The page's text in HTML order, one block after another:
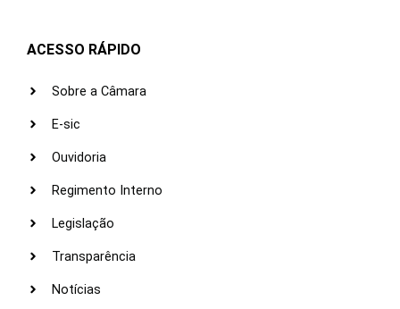
ACESSO RÁPIDO
Sobre a Câmara
E-sic
Ouvidoria
Regimento Interno
Legislação
Transparência
Notícias